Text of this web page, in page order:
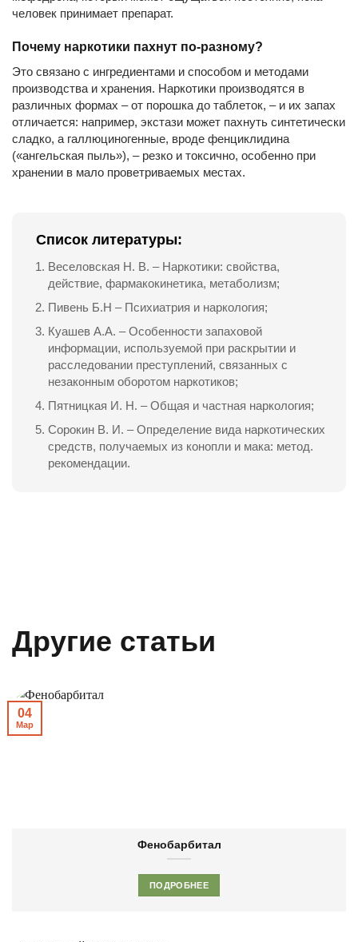
человек принимает препарат.
Почему наркотики пахнут по-разному?
Это связано с ингредиентами и способом и методами
производства и хранения. Наркотики производятся в
различных формах – от порошка до таблеток, – и их запах
отличается: например, экстази может пахнуть синтетически
сладко, а галлюциногенные, вроде фенциклидина
(«ангельская пыль»), – резко и токсично, особенно при
хранении в мало проветриваемых местах.
Список литературы:
Веселовская Н. В. – Наркотики: свойства,
действие, фармакокинетика, метаболизм;
Пивень Б.Н – Психиатрия и наркология;
Куашев А.А. – Особенности запаховой
информации, используемой при раскрытии и
расследовании преступлений, связанных с
незаконным оборотом наркотиков;
Пятницкая И. Н. – Общая и частная наркология;
Сорокин В. И. – Определение вида наркотических
средств, получаемых из конопли и мака: метод.
рекомендации.
Другие статьи
Фенобарбитал
ПОДРОБНЕЕ
04
Мар